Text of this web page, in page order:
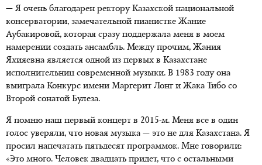
— Я очень благодарен ректору Казахской национальной
консерватории, замечательной пианистке Жание
Аубакировой, которая сразу поддержала меня в моем
намерении создать ансамбль. Между прочим, Жания
Яхияевна является одной из первых в Казахстане
исполнительниц современной музыки. В 1983 году она
выиграла Конкурс имени Маргерит Лонг и Жака Тибо со
Второй сонатой Булеза.
Я помню наш первый концерт в 2015-м. Меня все в один
голос уверяли, что новая музыка — это не для Казахстана. Я
просил напечатать пятьдесят программок. Мне говорили:
«Это много. Человек двадцать придет, что с остальными